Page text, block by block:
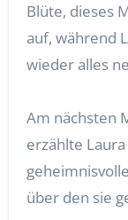
Blüte, dieses
auf, während
wieder alles
Am nächsten
erzählte
über den sie